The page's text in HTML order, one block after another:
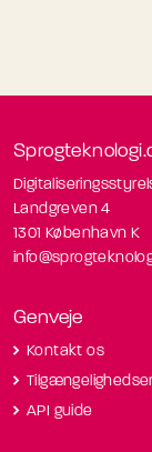
Landgreven 4
1301 København K
Genveje
Kontakt os
API guide